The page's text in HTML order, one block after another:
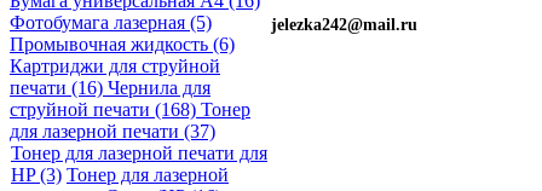
Фотобумага лазерная (5)
Промывочная жидкость (6)
Картриджи для струйной
печати (16) Чернила для
струйной печати (168) Тонер
для лазерной печати (37)
Тонер для лазерной печати для
HP (3) Тонер для лазерной
jelezka242@mail.ru